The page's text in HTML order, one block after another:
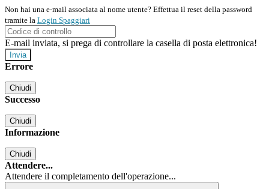
Non hai una e-mail associata al nome utente? Effettua il reset della password
tramite la Login Spaggiari
E-mail inviata, si prega di controllare la casella di posta elettronica!
Errore
Chiudi
Successo
Chiudi
Informazione
Chiudi
Attendere...
Attendere il completamento dell'operazione...